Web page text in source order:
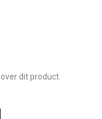
dit product.